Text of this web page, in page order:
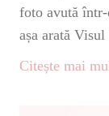
foto avută
așa arată
Citește mai